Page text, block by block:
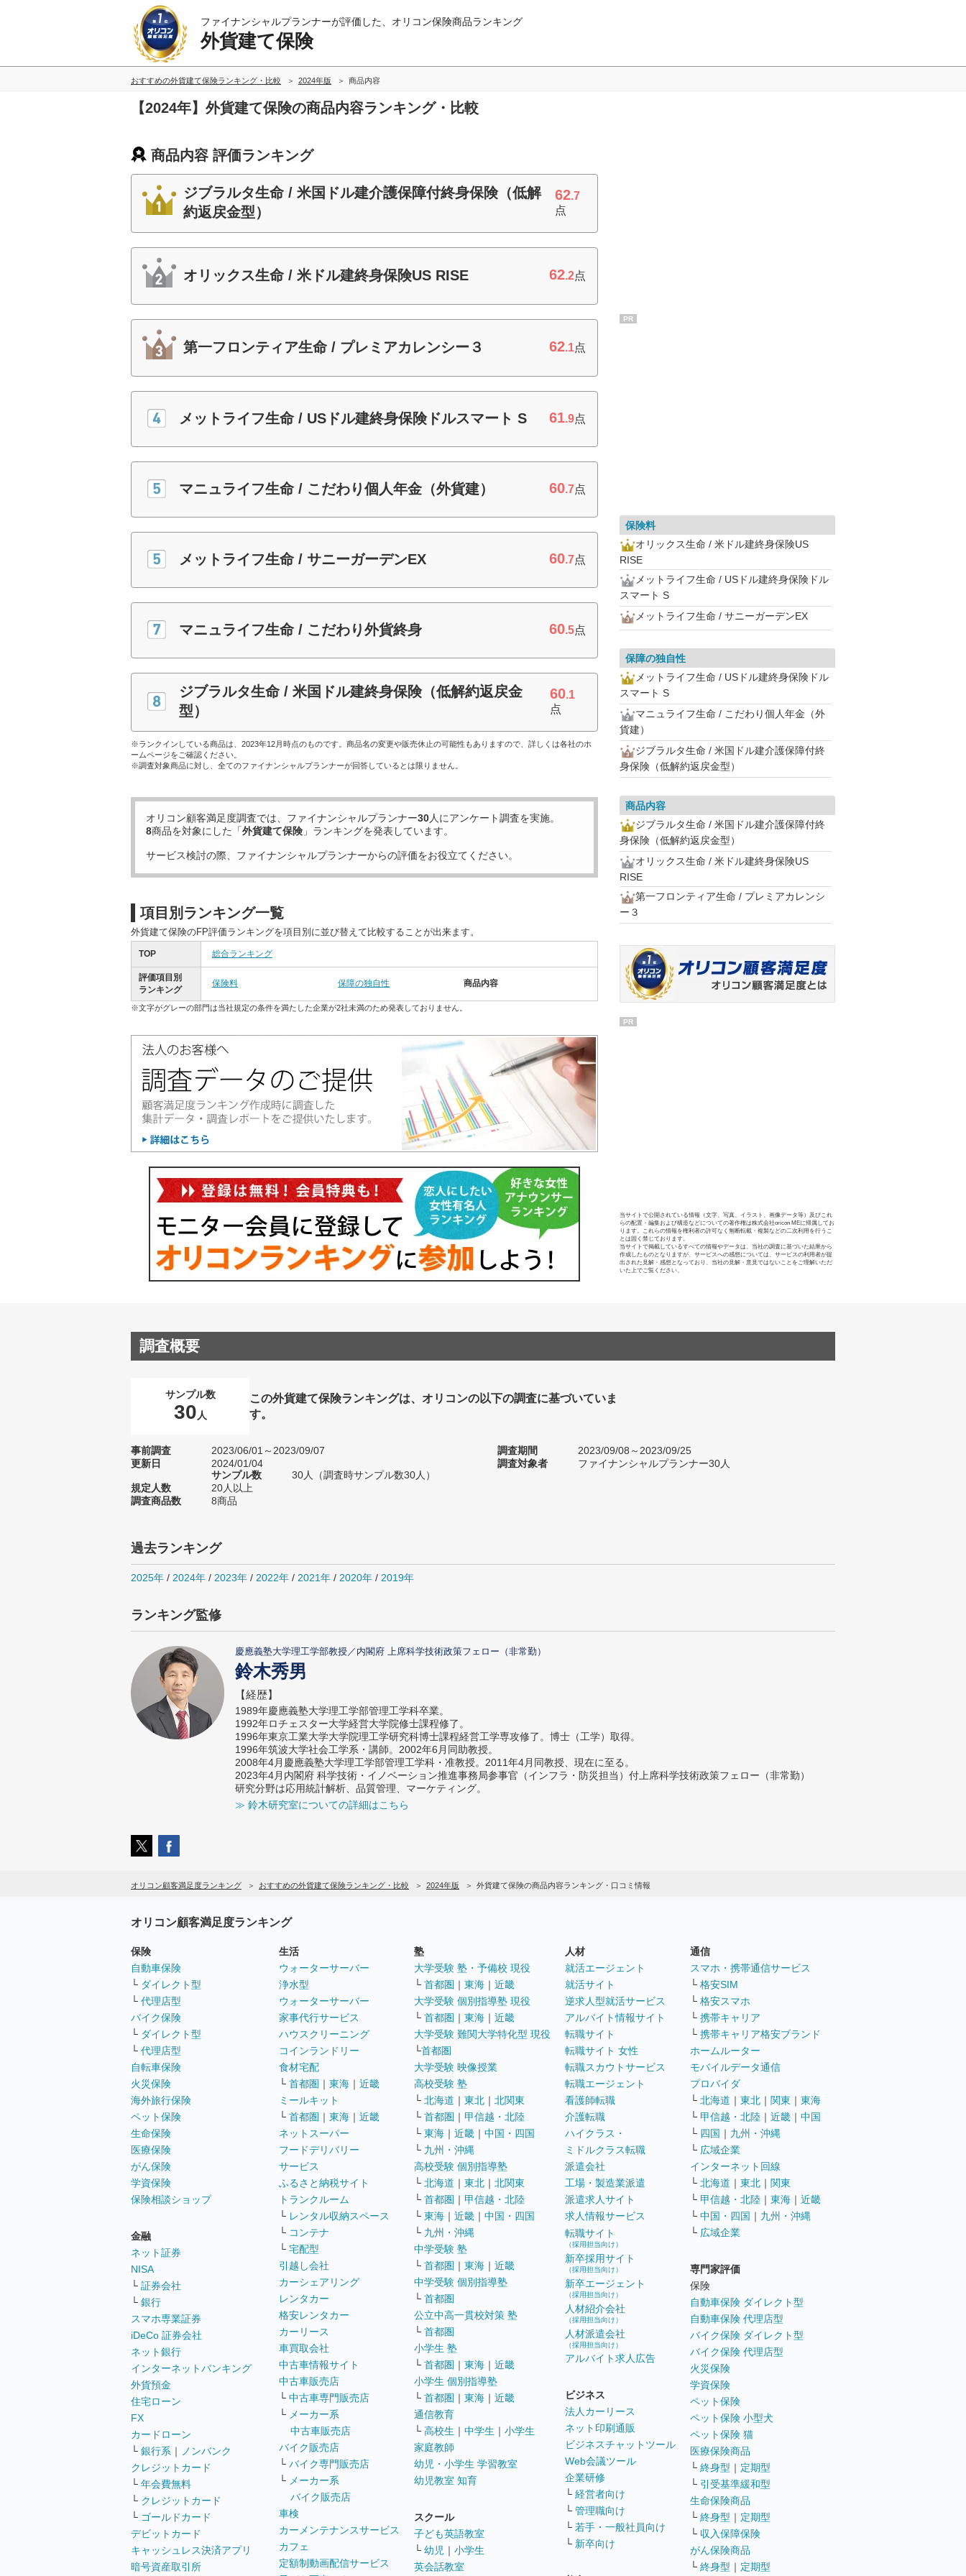
ファイナンシャルプランナーが評価した、オリコン保険商品ランキング
外貨建て保険
おすすめの外貨建て保険ランキング・比較 2024年版 商品内容
【2024年】外貨建て保険の商品内容ランキング・比較
商品内容 評価ランキング
ジブラルタ生命 / 米国ドル建介護保障付終身保険（低解
約返戻金型）
62.7
点
オリックス生命 / 米ドル建終身保険US RISE 62.2点
第一フロンティア生命 / プレミアカレンシー３ 62.1点
メットライフ生命 / USドル建終身保険ドルスマート S 61.9点
マニュライフ生命 / こだわり個人年金（外貨建） 60.7点
メットライフ生命 / サニーガーデンEX 60.7点
マニュライフ生命 / こだわり外貨終身 60.5点
ジブラルタ生命 / 米国ドル建終身保険（低解約返戻金
型）
60.1
点
※ランクインしている商品は、2023年12月時点のものです。商品名の変更や販売休止の可能性もありますので、詳しくは各社のホ
ームページをご確認ください。
※調査対象商品に対し、全てのファイナンシャルプランナーが回答しているとは限りません。
オリコン顧客満足度調査では、ファイナンシャルプランナー30人にアンケート調査を実施。
8商品を対象にした「外貨建て保険 」ランキングを発表しています。
サービス検討の際、ファイナンシャルプランナーからの評価をお役立てください。
項目別ランキング一覧
外貨建て保険のFP評価ランキングを項目別に並び替えて比較することが出来ます。
TOP 総合ランキング
評価項目別
ランキング
保険料 保障の独自性 商品内容
※文字がグレーの部門は当社規定の条件を満たした企業が2社未満のため発表しておりません。
PR
保険料
オリックス生命 / 米ドル建終身保険US
RISE
メットライフ生命 / USドル建終身保険ドル
スマート S
メットライフ生命 / サニーガーデンEX
保障の独自性
メットライフ生命 / USドル建終身保険ドル
スマート S
マニュライフ生命 / こだわり個人年金（外
貨建）
ジブラルタ生命 / 米国ドル建介護保障付終
身保険（低解約返戻金型）
商品内容
ジブラルタ生命 / 米国ドル建介護保障付終
身保険（低解約返戻金型）
オリックス生命 / 米ドル建終身保険US
RISE
第一フロンティア生命 / プレミアカレンシ
ー３
PR
当サイトで公開されている情報（文字、写真、イラスト、画像データ等）及びこれ
らの配置・編集および構造などについての著作権は株式会社oricon MEに帰属してお
ります。これらの情報を権利者の許可なく無断転載・複製などの二次利用を行うこ
とは固く禁じております。
当サイトで掲載しているすべての情報やデータは、当社の調査に基づいた結果から
作成したものとなりますが、サービスへの感想については、サービスの利用者が提
出された見解・感想となっており、当社の見解・意見ではないことをご理解いただ
いた上でご覧ください。
調査概要
サンプル数
30 人
この外貨建て保険ランキングは、オリコンの以下の調査に基づいていま
す。
事前調査
2023/06/01～2023/09/07
更新日
2024/01/04
サンプル数
30人（調査時サンプル数30人）
規定人数
20人以上
調査商品数
8商品
調査期間
2023/09/08～2023/09/25
調査対象者
ファイナンシャルプランナー30人
過去ランキング
2025年 / 2024年 / 2023年 / 2022年 / 2021年 / 2020年 / 2019年
ランキング監修
慶應義塾大学理工学部教授／内閣府 上席科学技術政策フェロー（非常勤）
鈴木秀男
【経歴】
1989年慶應義塾大学理工学部管理工学科卒業。
1992年ロチェスター大学経営大学院修士課程修了。
1996年東京工業大学大学院理工学研究科博士課程経営工学専攻修了。博士（工学）取得。
1996年筑波大学社会工学系・講師。2002年6月同助教授。
2008年4月慶應義塾大学理工学部管理工学科・准教授。2011年4月同教授、現在に至る。
2023年4月内閣府 科学技術・イノベーション推進事務局参事官（インフラ・防災担当）付上席科学技術政策フェロー（非常勤）
研究分野は応用統計解析、品質管理、マーケティング。
≫ 鈴木研究室についての詳細はこちら
オリコン顧客満足度ランキング おすすめの外貨建て保険ランキング・比較 2024年版 外貨建て保険の商品内容ランキング・口コミ情報
オリコン顧客満足度ランキング
保険
自動車保険
└ ダイレクト型
└ 代理店型
バイク保険
└ ダイレクト型
└ 代理店型
自転車保険
火災保険
海外旅行保険
ペット保険
生命保険
医療保険
がん保険
学資保険
保険相談ショップ
金融
ネット証券
NISA
└ 証券会社
└ 銀行
スマホ専業証券
iDeCo 証券会社
ネット銀行
インターネットバンキング
外貨預金
住宅ローン
FX
カードローン
└ 銀行系 ｜ ノンバンク
クレジットカード
└ 年会費無料
└ クレジットカード
└ ゴールドカード
デビットカード
キャッシュレス決済アプリ
暗号資産取引所
生活
ウォーターサーバー
浄水型
ウォーターサーバー
家事代行サービス
ハウスクリーニング
コインランドリー
食材宅配
└ 首都圏 ｜ 東海 ｜ 近畿
ミールキット
└ 首都圏 ｜ 東海 ｜ 近畿
ネットスーパー
フードデリバリー
サービス
ふるさと納税サイト
トランクルーム
└ レンタル収納スペース
└ コンテナ
└ 宅配型
引越し会社
カーシェアリング
レンタカー
格安レンタカー
カーリース
車買取会社
中古車情報サイト
中古車販売店
└ 中古車専門販売店
└ メーカー系
中古車販売店
バイク販売店
└ バイク専門販売店
└ メーカー系
バイク販売店
車検
カーメンテナンスサービス
カフェ
定額制動画配信サービス
塾
大学受験 塾・予備校 現役
└ 首都圏 ｜ 東海 ｜ 近畿
大学受験 個別指導塾 現役
└ 首都圏 ｜ 東海 ｜ 近畿
大学受験 難関大学特化型 現役
└首都圏
大学受験 映像授業
高校受験 塾
└ 北海道 ｜ 東北 ｜ 北関東
└ 首都圏 ｜ 甲信越・北陸
└ 東海 ｜ 近畿 ｜ 中国・四国
└ 九州・沖縄
高校受験 個別指導塾
└ 北海道 ｜ 東北 ｜ 北関東
└ 首都圏 ｜ 甲信越・北陸
└ 東海 ｜ 近畿 ｜ 中国・四国
└ 九州・沖縄
中学受験 塾
└ 首都圏 ｜ 東海 ｜ 近畿
中学受験 個別指導塾
└ 首都圏
公立中高一貫校対策 塾
└ 首都圏
小学生 塾
└ 首都圏 ｜ 東海 ｜ 近畿
小学生 個別指導塾
└ 首都圏 ｜ 東海 ｜ 近畿
通信教育
└ 高校生 ｜ 中学生 ｜ 小学生
家庭教師
幼児・小学生 学習教室
幼児教室 知育
スクール
子ども英語教室
└ 幼児 ｜ 小学生
英会話教室
人材
就活エージェント
就活サイト
逆求人型就活サービス
アルバイト情報サイト
転職サイト
転職サイト 女性
転職スカウトサービス
転職エージェント
看護師転職
介護転職
ハイクラス・
ミドルクラス転職
派遣会社
工場・製造業派遣
派遣求人サイト
求人情報サービス
転職サイト
（採用担当向け）
新卒採用サイト
（採用担当向け）
新卒エージェント
（採用担当向け）
人材紹介会社
（採用担当向け）
人材派遣会社
（採用担当向け）
アルバイト求人広告
ビジネス
法人カーリース
ネット印刷通販
ビジネスチャットツール
Web会議ツール
企業研修
└ 経営者向け
└ 管理職向け
└ 若手・一般社員向け
└ 新卒向け
通信
スマホ・携帯通信サービス
└ 格安SIM
└ 格安スマホ
└ 携帯キャリア
└ 携帯キャリア格安ブランド
ホームルーター
モバイルデータ通信
プロバイダ
└ 北海道 ｜ 東北 ｜ 関東 ｜ 東海
└ 甲信越・北陸 ｜ 近畿 ｜ 中国
└ 四国 ｜ 九州・沖縄
└ 広域企業
インターネット回線
└ 北海道 ｜ 東北 ｜ 関東
└ 甲信越・北陸 ｜ 東海 ｜ 近畿
└ 中国・四国 ｜ 九州・沖縄
└ 広域企業
専門家評価
保険
自動車保険 ダイレクト型
自動車保険 代理店型
バイク保険 ダイレクト型
バイク保険 代理店型
火災保険
学資保険
ペット保険
ペット保険 小型犬
ペット保険 猫
医療保険商品
└ 終身型 ｜ 定期型
└ 引受基準緩和型
生命保険商品
└ 終身型 ｜ 定期型
└ 収入保障保険
がん保険商品
└ 終身型 ｜ 定期型